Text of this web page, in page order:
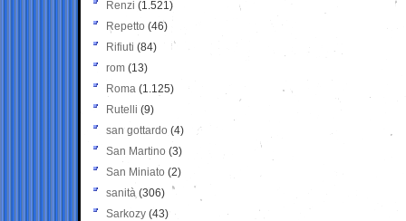
Renzi (1.521)
Repetto (46)
Rifiuti (84)
rom (13)
Roma (1.125)
Rutelli (9)
san gottardo (4)
San Martino (3)
San Miniato (2)
sanità (306)
Sarkozy (43)